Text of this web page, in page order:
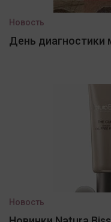
Новость
День
Новость